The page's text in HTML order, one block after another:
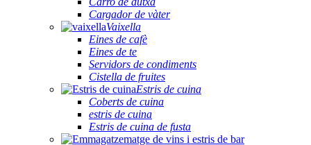
Cargador de vàter
Vaixella
Eines de cafè
Eines de te
Servidors de condiments
Cistella de fruites
Estris de cuina
Coberts de cuina
estris de cuina
Estris de cuina de fusta